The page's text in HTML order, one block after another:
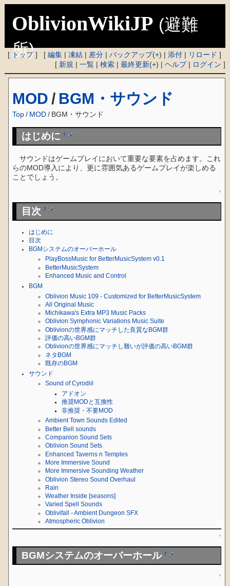
OblivionWikiJP (避難
所)
[ トップ] [編集 |凍結 | 差分 |バックアップ(+) |添付 | リロード ]
[ 新規 |一覧 |検索 |最終更新(+) |ヘルプ| ログイン ]
MOD / BGM・サウンド
Top / MOD/ BGM・サウンド
はじめに†
サウンドはゲームプレイにおいて重要な要素を占めます。これ
らのMOD導入により、更に雰囲気あるゲームプレイが楽しめる
ことでしょう。
↑
目次†
はじめに
目次
BGMシステムのオーバーホール
PlayBossMusic for BetterMusicSystem v0.1
BetterMusicSystem
Enhanced Music and Control
BGM
Oblivion Music 109 - Customized for BetterMusicSystem
All Original Music
Michikawa's Extra MP3 Music Packs
Oblivion Symphonic Variations Music Suite
Oblivionの世界感にマッチした良質なBGM群
評価の高いBGM群
Oblivionの世界感にマッチし難いが評価の高いBGM群
ネタBGM
既存のBGM
サウンド
Sound of Cyrodiil
アドオン
推奨MODと互換性
非推奨・不要MOD
Ambient Town Sounds Edited
Better Bell sounds
Companion Sound Sets
Oblivion Sound Sets
Enhanced Taverns n Temples
More Immersive Sound
More Immersive Sounding Weather
Oblivion Stereo Sound Overhaul
Rain
Weather Inside [seasons]
Varied Spell Sounds
Oblivifall - Ambient Dungeon SFX
Atmospheric Oblivion
↑
BGMシステムのオーバーホール†
↑